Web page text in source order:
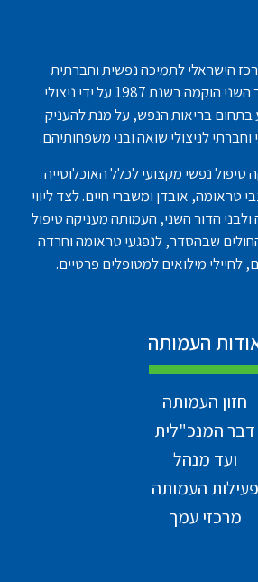
הישראלי לתמיכה נפשית וחברתית
בניצולי שואה ובדור השני הוקמה בשנת 1987 על ידי ניצולי
בתחום בריאות הנפש, על מנת להעניק
לניצולי שואה ובני משפחותיהם.
נפשי מקצועי לכלל האוכלוסייה
טראומה, אובדן ומשברי חיים. לצד ליווי
הדור השני, העמותה מעניקה טיפול
שבהסדר, לנפגעי טראומה וחרדה
לחיילי מילואים למטופלים פרטיים.
העמותה
חזון העמותה
דבר המנכ"לית
ועד מנהל
פעילות העמותה
מרכזי עמך